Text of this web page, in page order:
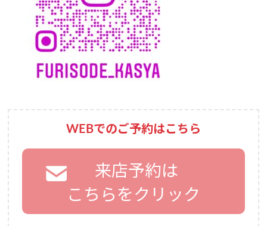
WEBでのご予約はこちら
来店予約は
こちらをクリック